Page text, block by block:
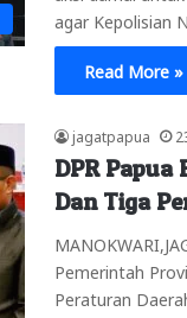
agar Kepolisian
Read More »
jagatpapua
DPR Papua
Dan Tiga
Pemerintah
Peraturan